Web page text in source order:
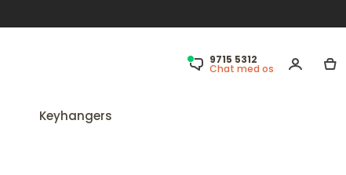
9715 5312
Chat med os
Keyhangers